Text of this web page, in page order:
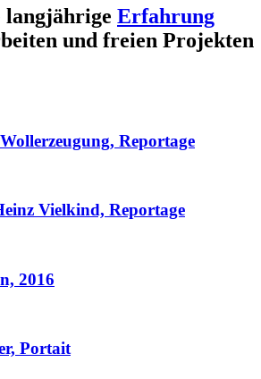
Erfahrung
und freien Projekten
Reportage
Vielkind, Reportage
2016
Portait